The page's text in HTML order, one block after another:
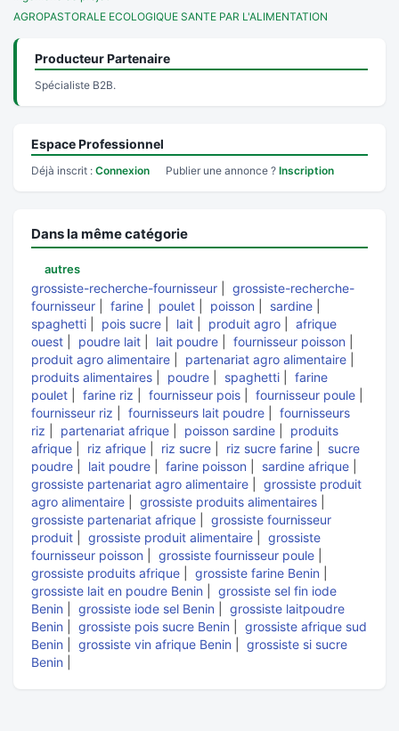
AGROPASTORALE ECOLOGIQUE SANTE PAR L'ALIMENTATION
Producteur Partenaire
Spécialiste B2B.
Espace Professionnel
Déjà inscrit : Connexion Publier une annonce ? Inscription
Dans la même catégorie
autres
grossiste-recherche-fournisseur
grossiste-recherche-
fournisseur
farine poulet poisson sardine
spaghetti
pois sucre lait produit agro
afrique
ouest
poudre lait lait poudre fournisseur poisson
produit agro alimentaire
partenariat agro alimentaire
produits alimentaires
poudre spaghetti
farine
poulet
farine riz fournisseur pois fournisseur poule
fournisseur riz
fournisseurs lait poudre
fournisseurs
riz
partenariat afrique poisson sardine
produits
afrique
riz afrique riz sucre riz sucre farine
sucre
poudre
lait poudre farine poisson sardine afrique
grossiste partenariat agro alimentaire
grossiste produit
agro alimentaire
grossiste produits alimentaires
grossiste partenariat afrique
grossiste fournisseur
produit
grossiste produit alimentaire
grossiste
fournisseur poisson
grossiste fournisseur poule
grossiste produits afrique
grossiste farine Benin
grossiste lait en poudre Benin
grossiste sel fin iode
Benin
grossiste iode sel Benin
grossiste laitpoudre
Benin
grossiste pois sucre Benin
grossiste afrique sud
Benin
grossiste vin afrique Benin
grossiste si sucre
Benin